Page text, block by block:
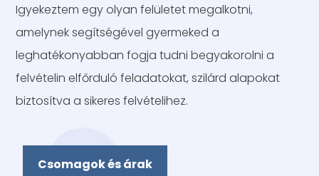
Igyekeztem egy olyan felületet megalkotni,
amelynek segítségével gyermeked a
leghatékonyabban fogja tudni begyakorolni a
felvételin elfőrduló feladatokat, szilárd alapokat
biztosítva a sikeres felvételihez.
Csomagok és árak